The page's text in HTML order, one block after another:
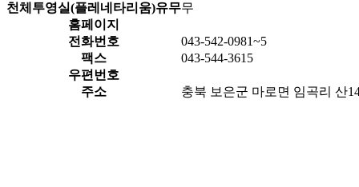
천체투영실(플레네타리움)유무무
홈페이지
전화번호
043-542-0981~5
팩스
043-544-3615
우편번호
주소
충북 보은군 마로면 임곡리 산